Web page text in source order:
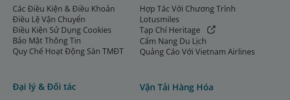
Các Điều Kiện & Điều Khoản
Điều Lệ Vận Chuyển
Điều Kiện Sử Dụng Cookies
Bảo Mật Thông Tin
Quy Chế Hoạt Động Sàn TMĐT
Đại lý & Đối tác
Hợp Tác Với Chương Trình
Lotusmiles
Tạp Chí Heritage
Cẩm Nang Du Lịch
Quảng Cáo Với Vietnam Airlines
Vận Tải Hàng Hóa